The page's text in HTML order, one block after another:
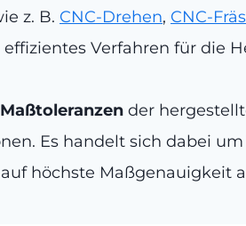
z. B. CNC-Drehen, CNC-
effizientes Verfahren für die
der
Es handelt sich dabei
höchste Maßgenauigkeit